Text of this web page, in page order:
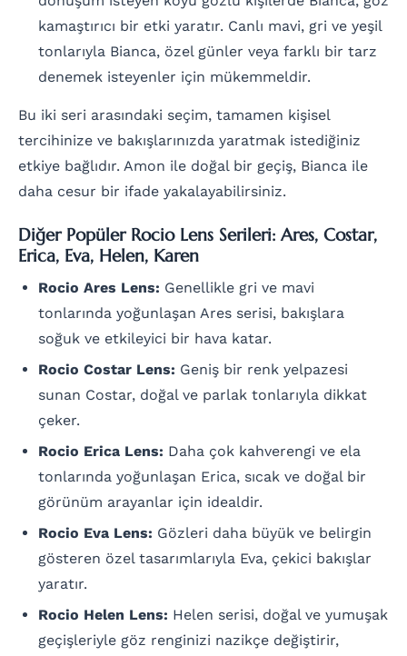
kamaştırıcı bir etki yaratır. Canlı mavi, gri ve yeşil
tonlarıyla Bianca, özel günler veya farklı bir tarz
denemek isteyenler için mükemmeldir.
Bu iki seri arasındaki seçim, tamamen kişisel
tercihinize ve bakışlarınızda yaratmak istediğiniz
etkiye bağlıdır. Amon ile doğal bir geçiş, Bianca ile
daha cesur bir ifade yakalayabilirsiniz.
Diğer Popüler Rocio Lens Serileri: Ares, Costar,
Erica, Eva, Helen, Karen
Rocio Ares Lens: Genellikle gri ve mavi
tonlarında yoğunlaşan Ares serisi, bakışlara
soğuk ve etkileyici bir hava katar.
Rocio Costar Lens: Geniş bir renk yelpazesi
sunan Costar, doğal ve parlak tonlarıyla dikkat
çeker.
Rocio Erica Lens: Daha çok kahverengi ve ela
tonlarında yoğunlaşan Erica, sıcak ve doğal bir
görünüm arayanlar için idealdir.
Rocio Eva Lens: Gözleri daha büyük ve belirgin
gösteren özel tasarımlarıyla Eva, çekici bakışlar
yaratır.
Rocio Helen Lens: Helen serisi, doğal ve yumuşak
geçişleriyle göz renginizi nazikçe değiştirir,